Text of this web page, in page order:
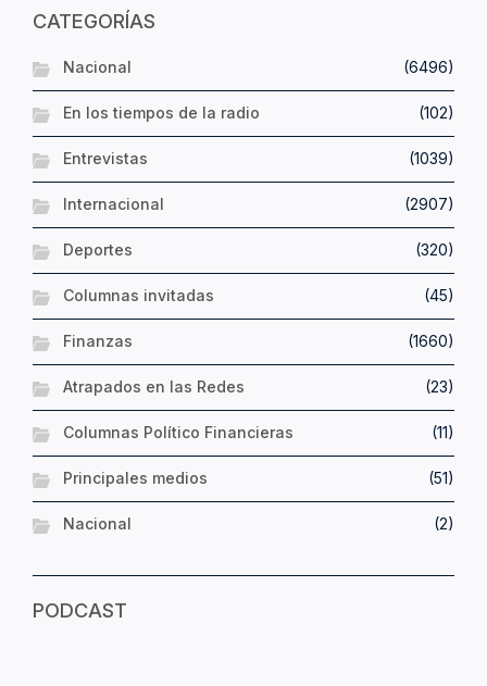
CATEGORÍAS
Nacional (6496)
En los tiempos de la radio (102)
Entrevistas (1039)
Internacional (2907)
Deportes (320)
Columnas invitadas (45)
Finanzas (1660)
Atrapados en las Redes (23)
Columnas Político Financieras (11)
Principales medios (51)
Nacional (2)
PODCAST